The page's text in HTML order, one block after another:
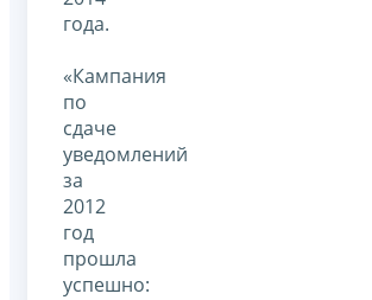
года.
«Кампания
по
сдаче
уведомлений
за
2012
год
прошла
успешно: